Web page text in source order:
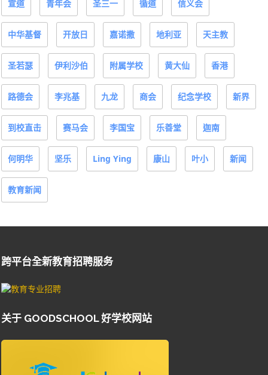
宣道 青年会 圣三一 循道 信义会
中华基督 开放日 嘉诺撒 地利亚 天主教
圣若瑟 伊利沙伯 附属学校 黄大仙 香港
路德会 李兆基 九龙 商会 纪念学校 新界
到校直击 赛马会 李国宝 乐善堂 迦南
何明华 坚乐 Ling Ying 康山 叶小 新闻
教育新闻
跨平台全新教育招聘服务
关于 GOODSCHOOL 好学校网站